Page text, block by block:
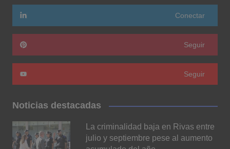
Conectar
Seguir
Seguir
Noticias destacadas
La criminalidad baja en Rivas entre
julio y septiembre pese al aumento